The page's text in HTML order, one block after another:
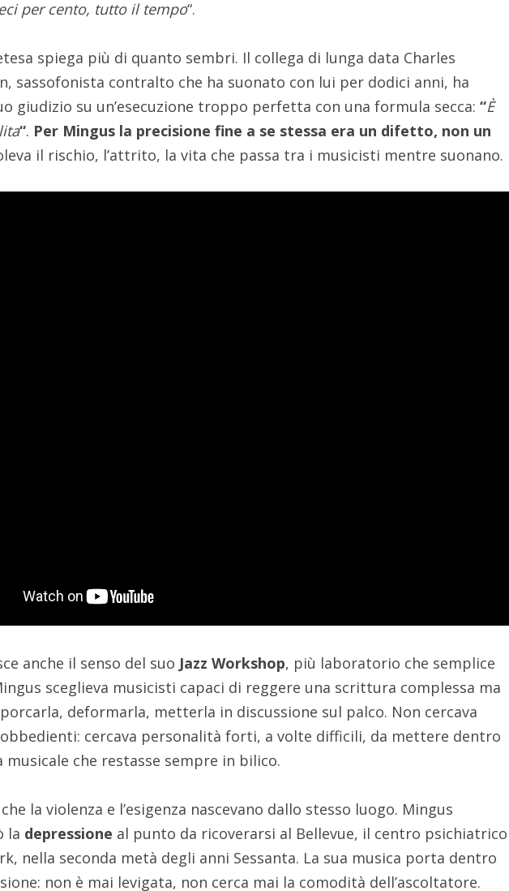
per cento, tutto il tempo“.
spiega più di quanto sembri. Il collega di lunga data Charles
sassofonista contralto che ha suonato con lui per dodici anni, ha
giudizio su un’esecuzione troppo perfetta con una formula secca:“È
“. Per Mingus la precisione fine a se stessa era un difetto, non un
il rischio, l’attrito, la vita che passa tra i musicisti mentre suonano.
anche il senso del suo Jazz Workshop, più laboratorio che semplice
sceglieva musicisti capaci di reggere una scrittura complessa ma
deformarla, metterla in discussione sul palco. Non cercava
cercava personalità forti, a volte difficili, da mettere dentro
musicale che restasse sempre in bilico.
la violenza e l’esigenza nascevano dallo stesso luogo. Mingus
la depressione al punto da ricoverarsi al Bellevue, il centro psichiatrico
nella seconda metà degli anni Sessanta. La sua musica porta dentro
non è mai levigata, non cerca mai la comodità dell’ascoltatore.